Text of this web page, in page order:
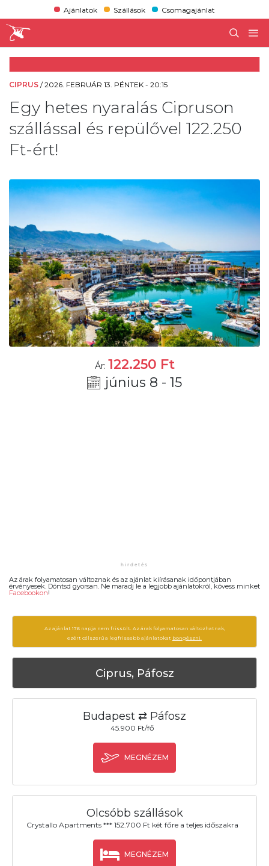
Ajánlatok Szállások Csomagajánlat
CIPRUS /2026. FEBRUÁR 13. PÉNTEK - 20:15
Egy hetes nyaralás Cipruson
szállással és repülővel 122.250
Ft-ért!
Ár: 122.250 Ft
június 8 - 15
Az árak folyamatosan változnak és az ajánlat kiírásanak időpontjában
érvényesek. Döntsd gyorsan. Ne maradj le a legjobb ajánlatokról, kövess minket
Facebookon!
Az ajánlat 176 napja nem frissült. Az árak folyamatosan változhatnak,
ezért célszerű a legfrissebb ajánlatokat böngészni.
Ciprus, Páfosz
Budapest ⇄ Páfosz
45.900 Ft/fő
MEGNÉZEM
Olcsóbb szállások
Crystallo Apartments *** 152.700 Ft két főre a teljes időszakra
MEGNÉZEM